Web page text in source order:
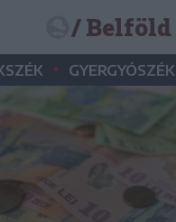
/ Belföld
• GYERGYÓSZÉK